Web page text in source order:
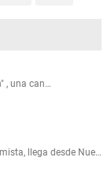
, una can…
llega desde Nue…